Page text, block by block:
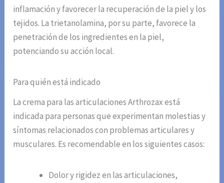
inflamación y favorecer la recuperación de la piel y los
tejidos. La trietanolamina, por su parte, favorece la
penetración de los ingredientes en la piel,
potenciando su acción local.
Para quién está indicado
La crema para las articulaciones Arthrozax está
indicada para personas que experimentan molestias y
síntomas relacionados con problemas articulares y
musculares. Es recomendable en los siguientes casos:
Dolor y rigidez en las articulaciones,